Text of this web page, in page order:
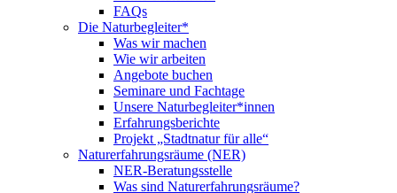
FAQs
Die Naturbegleiter*
Was wir machen
Wie wir arbeiten
Angebote buchen
Seminare und Fachtage
Unsere Naturbegleiter*innen
Erfahrungsberichte
Projekt „Stadtnatur für alle“
Naturerfahrungsräume (NER)
NER-Beratungsstelle
Was sind Naturerfahrungsräume?